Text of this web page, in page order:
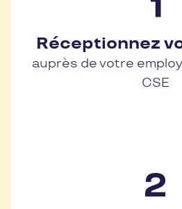
Réceptionnez
auprès de votre
CSE